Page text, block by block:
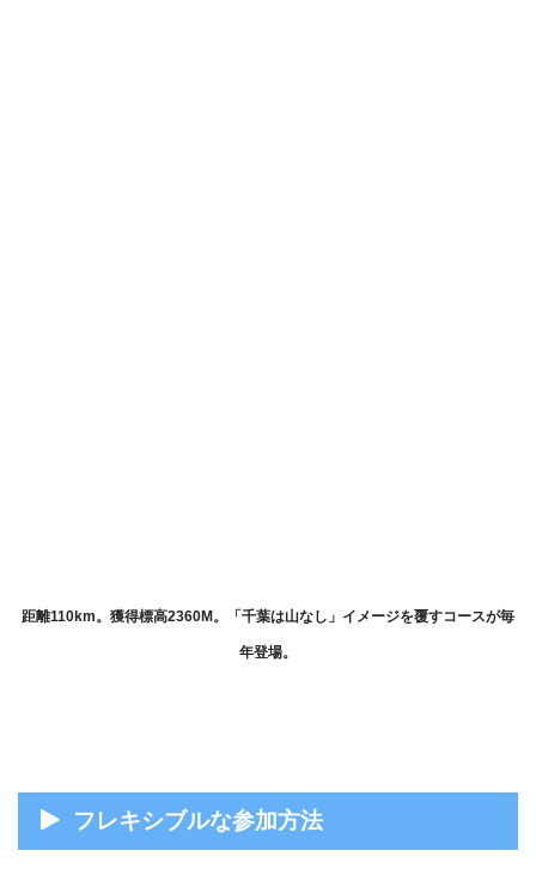
距離110km。獲得標高2360M。「千葉は山なし」イメージを覆すコースが毎
年登場。
フレキシブルな参加方法